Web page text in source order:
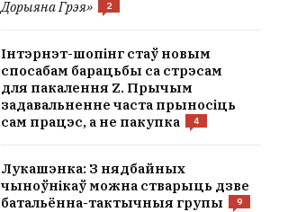
Дорыяна Грэя»
2
Інтэрнэт-шопінг стаў новым
спосабам барацьбы са стрэсам
для пакалення Z. Прычым
задавальненне часта прыносіць
сам працэс, а не пакупка
4
Лукашэнка: З нядбайных
чыноўнікаў можна стварыць дзве
батальённа-тактычныя групы
9